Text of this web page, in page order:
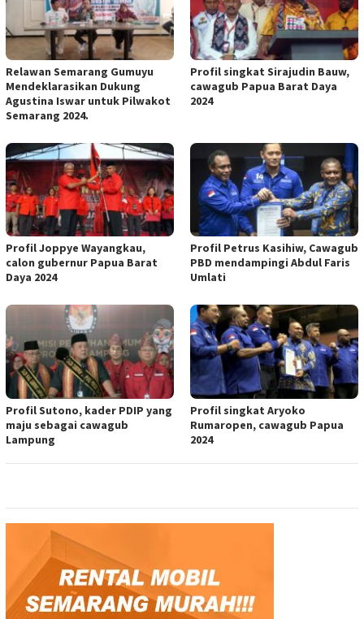
Relawan Semarang Gumuyu
Mendeklarasikan Dukung
Agustina Iswar untuk Pilwakot
Semarang 2024.
Profil singkat Sirajudin Bauw,
cawagub Papua Barat Daya
2024
Profil Joppye Wayangkau,
calon gubernur Papua Barat
Daya 2024
Profil Petrus Kasihiw, Cawagub
PBD mendampingi Abdul Faris
Umlati
Profil Sutono, kader PDIP yang
maju sebagai cawagub
Lampung
Profil singkat Aryoko
Rumaropen, cawagub Papua
2024